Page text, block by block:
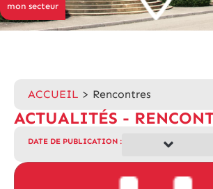
mon secteur
ACCUEIL > Rencontres
ACTUALITÉS -
DATE DE PUBLICATION :